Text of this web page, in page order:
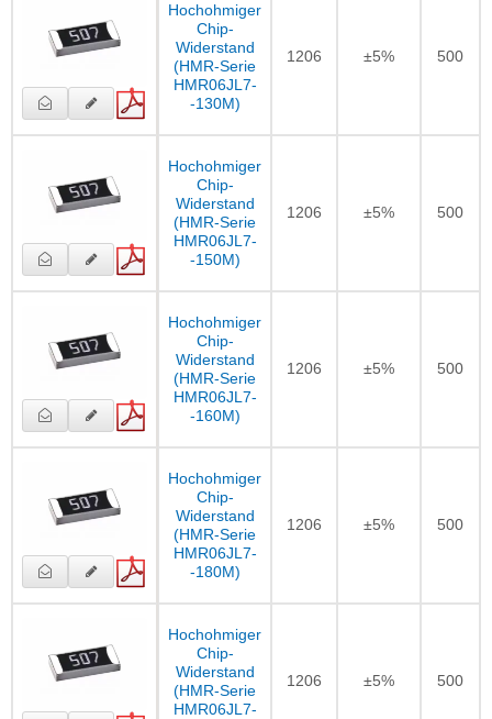
Hochohmiger
Chip-
Widerstand
(HMR-Serie
HMR06JL7-
-130M)
1206 ±5% 500
Hochohmiger
Chip-
Widerstand
(HMR-Serie
HMR06JL7-
-150M)
1206 ±5% 500
Hochohmiger
Chip-
Widerstand
(HMR-Serie
HMR06JL7-
-160M)
1206 ±5% 500
Hochohmiger
Chip-
Widerstand
(HMR-Serie
HMR06JL7-
-180M)
1206 ±5% 500
Hochohmiger
Chip-
Widerstand
(HMR-Serie
HMR06JL7-
1206 ±5% 500